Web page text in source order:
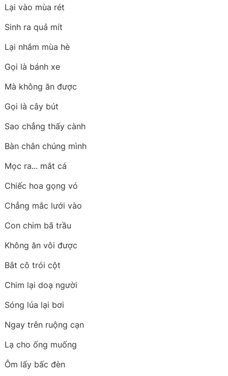
Lại vào mùa rét
Sinh ra quả mít
Lại nhắm mùa hè
Gọi là bánh xe
Mà không ăn được
Gọi là cây bút
Sao chẳng thấy cành
Bàn chân chúng mình
Mọc ra... mắt cá
Chiếc hoa gọng vó
Chẳng mắc lưới vào
Con chim bã trầu
Không ăn vôi được
Bắt cô trói cột
Chim lại doạ người
Sóng lúa lại bơi
Ngay trên ruộng cạn
Lạ cho ống muống
Ôm lấy bấc đèn